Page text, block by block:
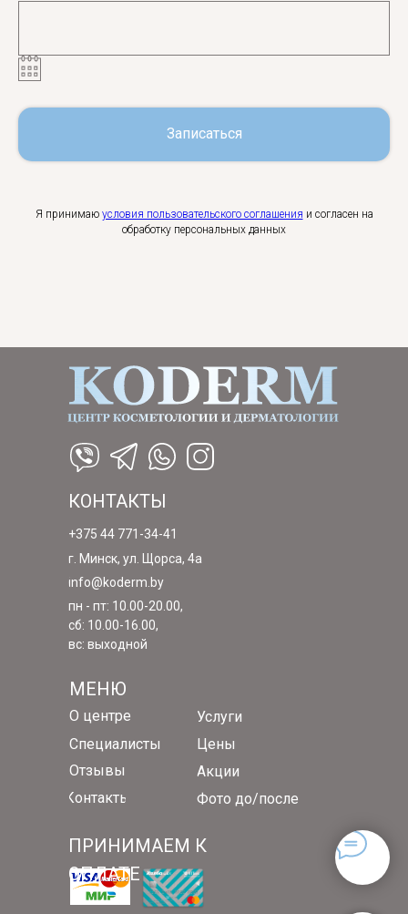
Записаться
Я принимаю условия пользовательского соглашения и согласен на
обработку персональных данных
Услуги
Цены
Акции
Отзывы
+375 44 771-34-41
О центре
Фото до/после
г. Минск, ул. Щорса, 4а
info@koderm.by
пн - пт: 10.00-20.00,
сб: 10.00-16.00,
вс: выходной
Специалисты
Контакты
КОНТАКТЫ
МЕНЮ
ПРИНИМАЕМ К
ОПЛАТЕ